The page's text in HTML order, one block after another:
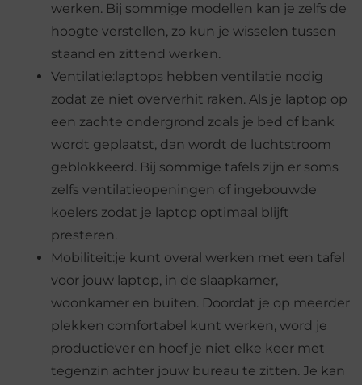
werken. Bij sommige modellen kan je zelfs de
hoogte verstellen, zo kun je wisselen tussen
staand en zittend werken.
Ventilatie:laptops hebben ventilatie nodig
zodat ze niet oververhit raken. Als je laptop op
een zachte ondergrond zoals je bed of bank
wordt geplaatst, dan wordt de luchtstroom
geblokkeerd. Bij sommige tafels zijn er soms
zelfs ventilatieopeningen of ingebouwde
koelers zodat je laptop optimaal blijft
presteren.
Mobiliteit:je kunt overal werken met een tafel
voor jouw laptop, in de slaapkamer,
woonkamer en buiten. Doordat je op meerder
plekken comfortabel kunt werken, word je
productiever en hoef je niet elke keer met
tegenzin achter jouw bureau te zitten. Je kan